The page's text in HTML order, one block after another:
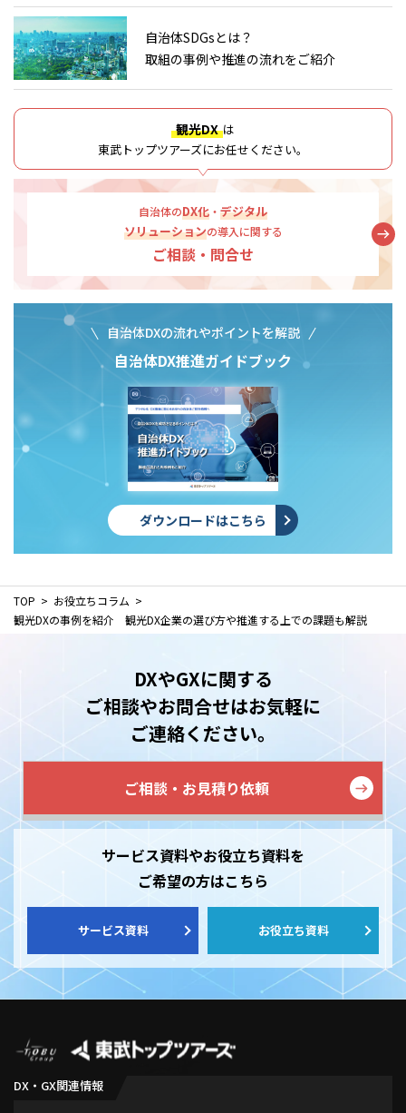
自治体SDGsとは？
取組の事例や推進の流れをご紹介
観光DX は
東武トップツアーズにお任せください。
自治体のDX化 ・ デジタル
ソリューションの導入に関する
ご相談・問合せ
自治体DXの流れやポイントを解説
自治体DX推進ガイドブック
ダウンロードはこちら
TOP
お役立ちコラム
観光DXの事例を紹介 観光DX企業の選び方や推進する上での課題も解説
DXやGXに関する
ご相談やお問合せはお気軽に
ご連絡ください。
ご相談・お見積り依頼
サービス資料やお役立ち資料を
ご希望の方はこちら
サービス資料 お役立ち資料
DX・GX関連情報